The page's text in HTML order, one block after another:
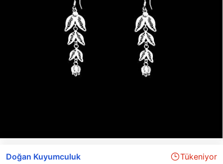
Doğan Kuyumculuk Tükeniyor